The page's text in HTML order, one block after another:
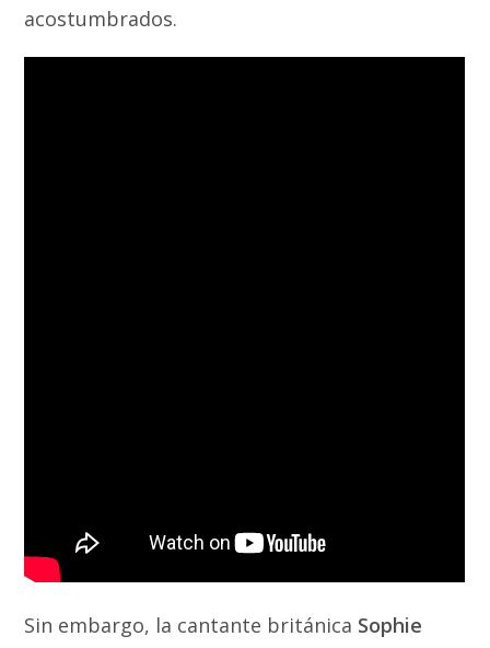
acostumbrados.
Sin embargo, la cantante británica Sophie